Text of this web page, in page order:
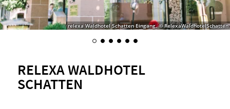
relexa Waldhotel Schatten Eingang, © RelexaWaldhotelSchatten
RELEXA WALDHOTEL
SCHATTEN